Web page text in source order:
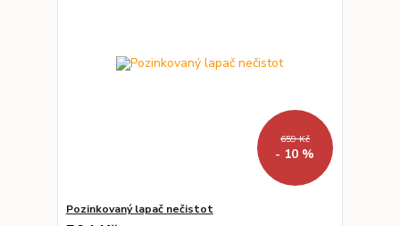
659 Kč
- 10 %
Pozinkovaný lapač nečistot